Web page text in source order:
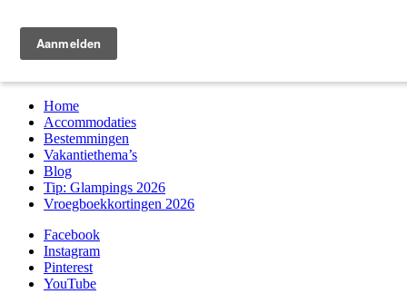
Home
Accommodaties
Bestemmingen
Vakantiethema’s
Blog
Tip: Glampings 2026
Vroegboekkortingen 2026
Facebook
Instagram
Pinterest
YouTube